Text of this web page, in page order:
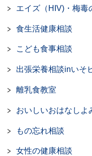
エイズ（HIV)・梅毒
食生活健康相談
こども食事相談
出張栄養相談inいそ
離乳食教室
おいしいおはなしよ
もの忘れ相談
女性の健康相談